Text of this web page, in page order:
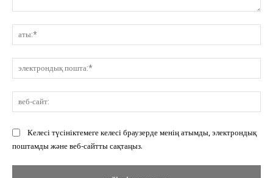
Келесі түсініктемеге келесі браузерде менің атымды, электрондық
поштамды және веб-сайтты сақтаңыз.